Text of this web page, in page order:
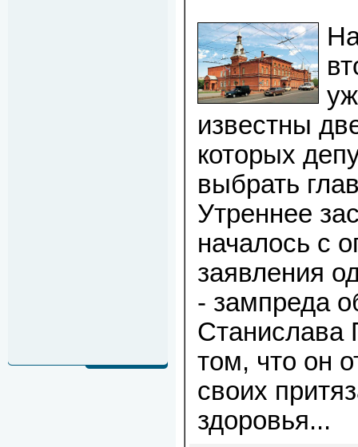
известны
которых
выбрать
Утреннее
началось с
заявления
- зампреда
Станислава
том, что он
своих
здоровья...